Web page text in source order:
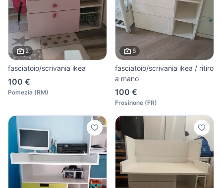
2
fasciatoio/scrivania ikea
100 €
Pomezia (RM)
6
fasciatoio/scrivania ikea / ritiro
a mano
100 €
Frosinone (FR)